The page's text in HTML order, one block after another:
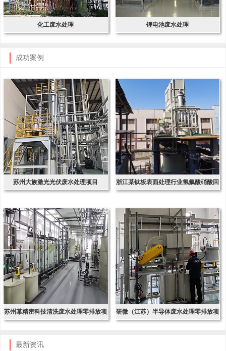
化工废水处理 锂电池废水处理
成功案例
苏州大族激光光伏废水处理项目 浙江某钛板表面处理行业氢氟酸硝酸回
苏州某精密科技清洗废水处理零排放项 研微（江苏）半导体废水处理零排放项
最新资讯